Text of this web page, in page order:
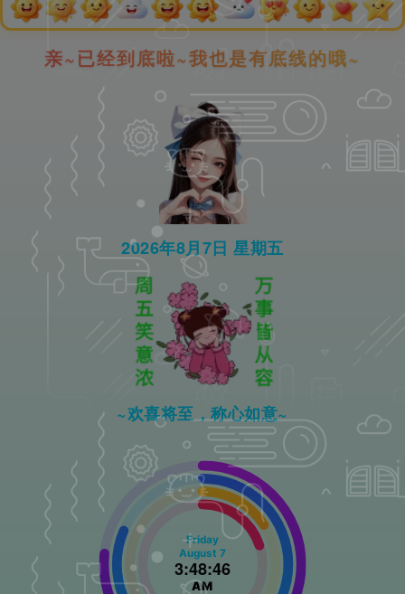
亲~已经到底啦~我也是有底线的哦~
2026年8月7日 星期五
~欢喜将至，称心如意~
Friday
August 7
3:48:46
AM